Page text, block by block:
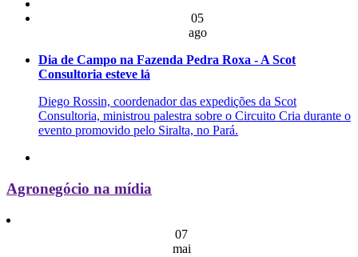
05
ago
Dia de Campo na Fazenda Pedra Roxa - A Scot
Consultoria esteve lá
Diego Rossin, coordenador das expedições da Scot
Consultoria, ministrou palestra sobre o Circuito Cria durante o
evento promovido pelo Siralta, no Pará.
Agronegócio na mídia
07
mai